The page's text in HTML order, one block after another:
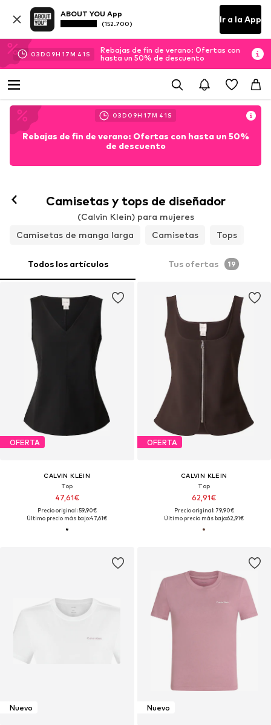
ABOUT YOU App
(152.700) Ir a la App
03D 09H 17M 40 S
Rebajas de fin de verano: Ofertas con
hasta un 50% de descuento
03D 09H 17M 40 S
Rebajas de fin de verano: Ofertas con hasta un 50%
de descuento
Camisetas y tops de diseñador
(Calvin Klein) para mujeres
Camisetas de manga larga
Camisetas Tops
Todos los artículos Tus ofertas 19
OFERTA
CALVIN KLEIN
Top
47,61€
Precio original: 59,90€
Último precio más bajo:47,61€
OFERTA
CALVIN KLEIN
Top
62,91€
Precio original: 79,90€
Último precio más bajo:62,91€
Nuevo Nuevo